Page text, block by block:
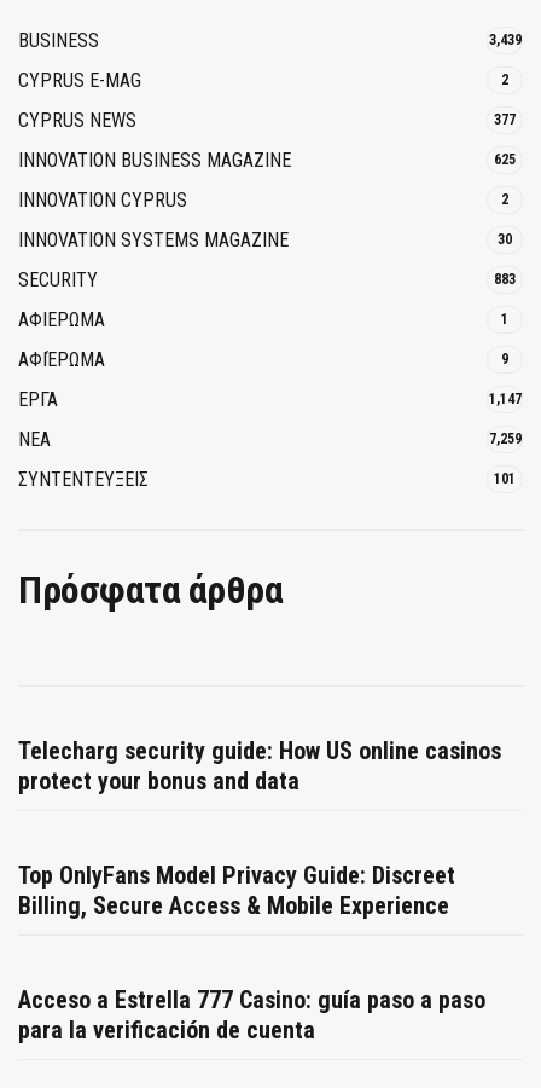
BUSINESS 3,439
CYPRUS E-MAG 2
CYPRUS NEWS 377
INNOVATION BUSINESS MAGAZINE 625
INNOVATION CYPRUS 2
INNOVATION SYSTEMS MAGAZINE 30
SECURITY 883
ΑΦΙΕΡΩΜΑ 1
ΑΦΙΈΡΩΜΑ 9
ΕΡΓΑ 1,147
ΝΕΑ 7,259
ΣΥΝΤΕΝΤΕΥΞΕΙΣ 101
Πρόσφατα άρθρα
Telecharg security guide: How US online casinos
protect your bonus and data
Top OnlyFans Model Privacy Guide: Discreet
Billing, Secure Access & Mobile Experience
Acceso a Estrella 777 Casino: guía paso a paso
para la verificación de cuenta